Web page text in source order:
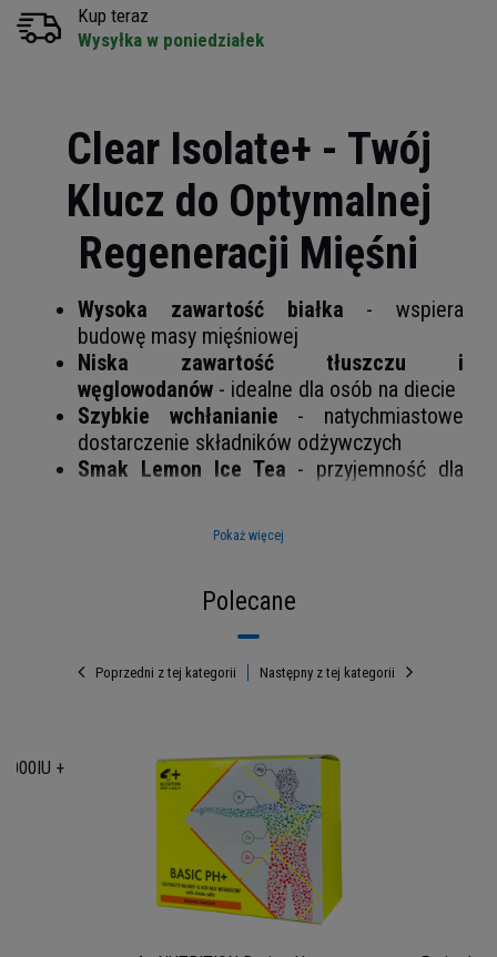
Kup teraz
Wysyłka w poniedziałek
Clear Isolate+ - Twój
Klucz do Optymalnej
Regeneracji Mięśni
Wysoka zawartość białka - wspiera
budowę masy mięśniowej
Niska zawartość tłuszczu i
węglowodanów - idealne dla osób na diecie
Szybkie wchłanianie - natychmiastowe
dostarczenie składników odżywczych
Smak Lemon Ice Tea - przyjemność dla
Łatwe mieszaniePokaż więcej
Polecane
Poprzedni z tej kategorii
+
Następny z tej kategorii